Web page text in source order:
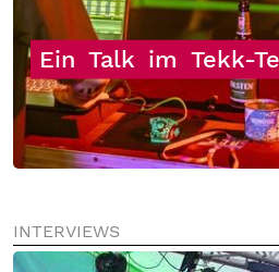
Ein Talk im Tekk-
INTERVIEWS